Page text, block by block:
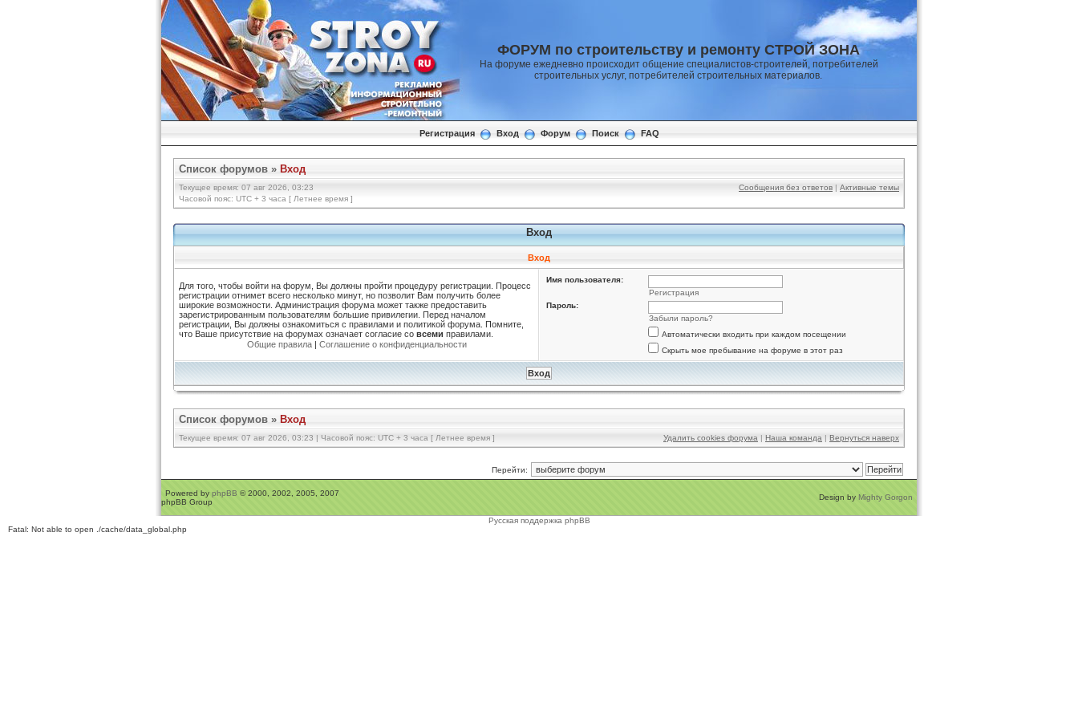
ФОРУМ по строительству и ремонту СТРОЙ ЗОНА
На форуме ежедневно происходит общение специалистов-строителей, потребителей
строительных услуг, потребителей строительных материалов.
Регистрация Вход Форум Поиск FAQ
Список форумов » Вход
Текущее время: 07 авг 2026, 03:23
Часовой пояс: UTC + 3 часа [ Летнее время ]
Сообщения без ответов | Активные темы
Вход
Вход
Для того, чтобы войти на форум, Вы должны пройти процедуру регистрации. Процесс
регистрации отнимет всего несколько минут, но позволит Вам получить более
широкие возможности. Администрация форума может также предоставить
зарегистрированным пользователям большие привилегии. Перед началом
регистрации, Вы должны ознакомиться с правилами и политикой форума. Помните,
что Ваше присутствие на форумах означает согласие со всеми правилами.
Общие правила| Соглашение о конфиденциальности
Имя пользователя:
Регистрация
Пароль:
Забыли пароль?
Автоматически входить при каждом посещении
Скрыть мое пребывание на форуме в этот раз
Список форумов » Вход
Текущее время: 07 авг 2026, 03:23 | Часовой пояс: UTC + 3 часа [ Летнее время ] Удалить cookies форума | Наша команда | Вернуться наверх
Перейти:
Powered by phpBB © 2000, 2002, 2005, 2007
phpBB Group
Design by Mighty Gorgon
Русская поддержка phpBB
Fatal: Not able to open ./cache/data_global.php